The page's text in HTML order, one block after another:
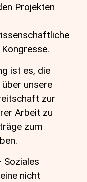
Projekten
ist es, die
unsere
zur
Arbeit zu
zum
Soziales
nicht